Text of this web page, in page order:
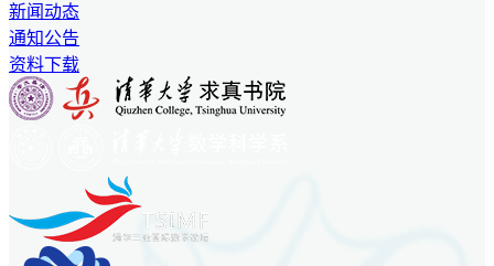
新闻动态
通知公告
资料下载